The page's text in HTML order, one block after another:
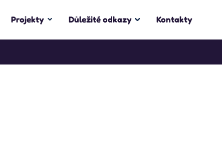
Projekty Důležité odkazy Kontakty